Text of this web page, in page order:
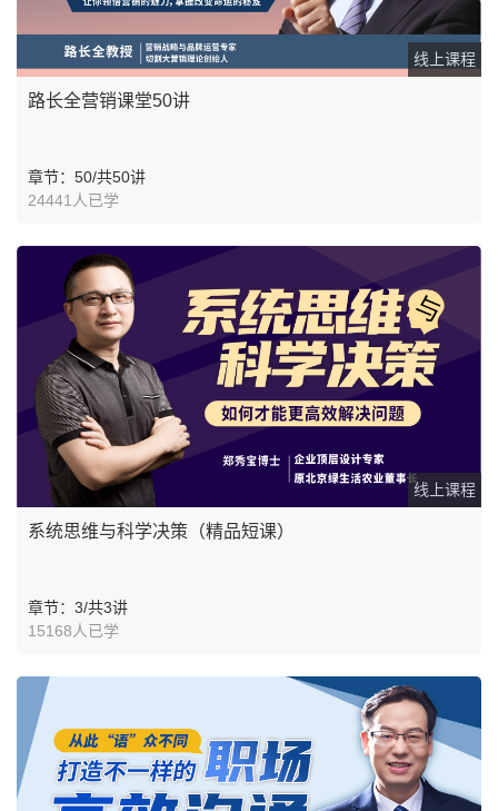
线上课程
路长全营销课堂50讲
章节：50/共50讲
24441人已学
线上课程
系统思维与科学决策（精品短课）
章节：3/共3讲
15168人已学